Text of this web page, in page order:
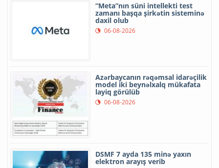
“Meta”nın süni intellekti test
zamanı başqa şirkətin sisteminə
daxil olub
06-08-2026
Azərbaycanın rəqəmsal idarəçilik
model iki beynəlxalq mükafata
layiq görülüb
06-08-2026
DSMF 7 ayda 135 minə yaxın
elektron arayış verib